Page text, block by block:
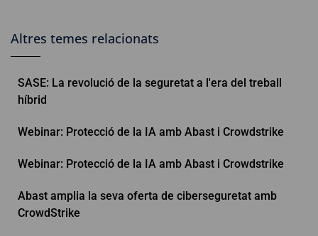
Altres temes relacionats
SASE: La revolució de la seguretat a l'era del treball
híbrid
Webinar: Protecció de la IA amb Abast i Crowdstrike
Webinar: Protecció de la IA amb Abast i Crowdstrike
Abast amplia la seva oferta de ciberseguretat amb
CrowdStrike